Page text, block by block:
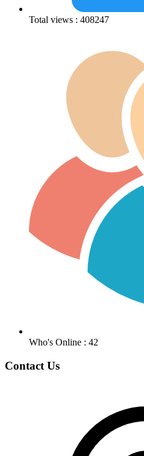
Total views : 408247
Who's Online : 42
Contact Us